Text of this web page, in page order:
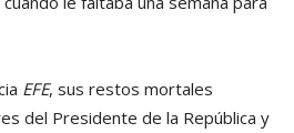
EFE, sus restos mortales
del Presidente de la República y